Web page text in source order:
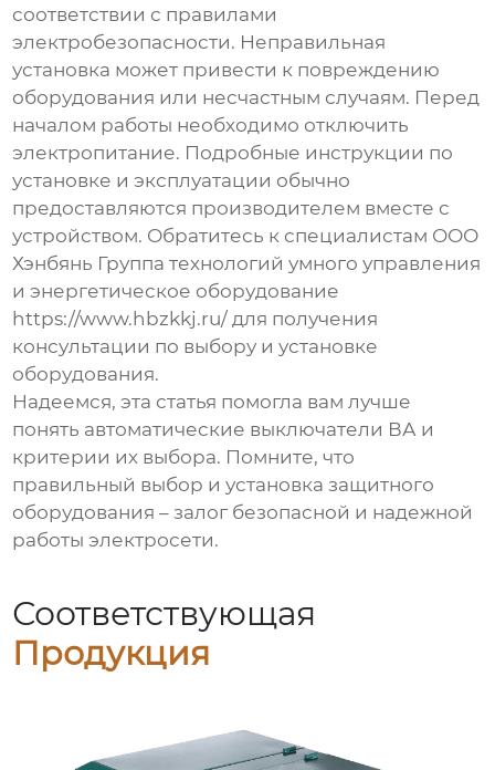
соответствии с правилами
электробезопасности. Неправильная
установка может привести к повреждению
оборудования или несчастным случаям. Перед
началом работы необходимо отключить
электропитание. Подробные инструкции по
установке и эксплуатации обычно
предоставляются производителем вместе с
устройством. Обратитесь к специалистам ООО
Хэнбянь Группа технологий умного управления
и энергетическое оборудование
https://www.hbzkkj.ru/ для получения
консультации по выбору и установке
оборудования.
Надеемся, эта статья помогла вам лучше
понять автоматические выключатели ВА и
критерии их выбора. Помните, что
правильный выбор и установка защитного
оборудования – залог безопасной и надежной
работы электросети.
Соответствующая
Продукция